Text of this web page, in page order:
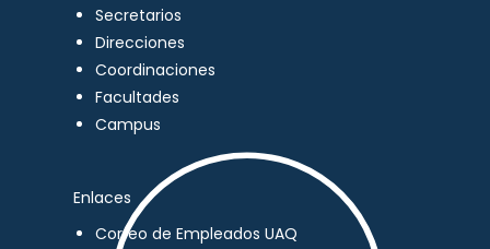
Secretarios
Direcciones
Coordinaciones
Facultades
Campus
Enlaces
Correo de Empleados UAQ